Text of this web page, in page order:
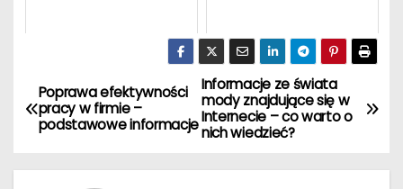
N
a
w
Informacje ze świata
mody znajdujące się w
Internecie – co warto o
nich wiedzieć?
Poprawa efektywności
pracy w firmie –
podstawowe informacje